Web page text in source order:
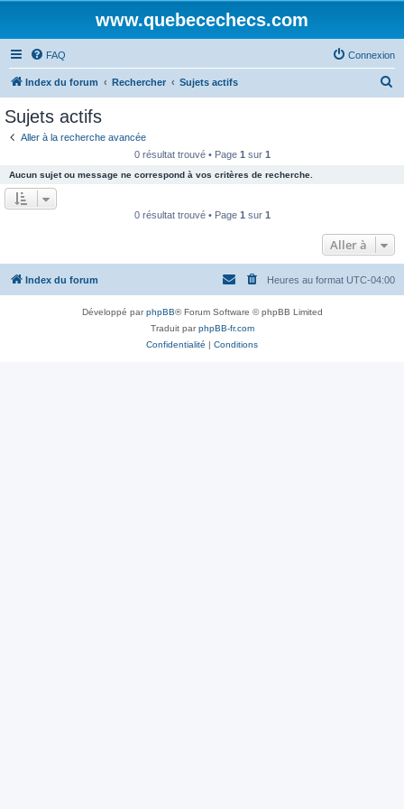
www.quebecechecs.com
FAQ Connexion
Index du forum Rechercher Sujets actifs
e
r
Sujets actifs
Aller à la recherche avancée
0 résultat trouvé • Page 1 sur 1
Aucun sujet ou message ne correspond à vos critères de recherche.
0 résultat trouvé • Page 1 sur 1
Aller à
Index du forum Heures au format UTC-04:00
Développé parphpBB® Forum Software © phpBB Limited
Traduit parphpBB-fr.com
Confidentialité | Conditions